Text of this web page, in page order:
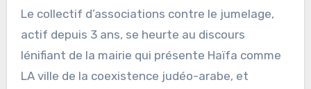
Le collectif d’associations contre le jumelage,
actif depuis 3 ans, se heurte au discours
lénifiant de la mairie qui présente Haïfa comme
LA ville de la coexistence judéo-arabe, et